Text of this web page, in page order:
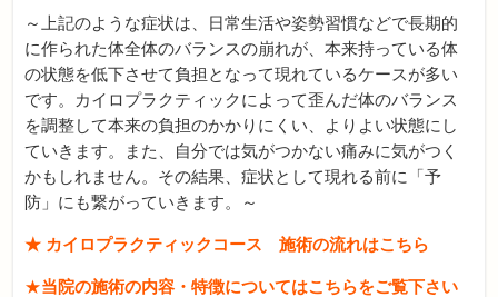
～上記のような症状は、日常生活や姿勢習慣などで長期的
に作られた体全体のバランスの崩れが、本来持っている体
の状態を低下させて負担となって現れているケースが多い
です。カイロプラクティックによって歪んだ体のバランス
を調整して本来の負担のかかりにくい、よりよい状態にし
ていきます。また、自分では気がつかない痛みに気がつく
かもしれません。その結果、症状として現れる前に「予
防」にも繋がっていきます。～
★ カイロプラクティックコース 施術の流れはこちら
★当院の施術の内容・特徴についてはこちらをご覧下さい